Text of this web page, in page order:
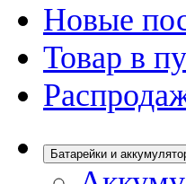
Новые
Товар в
Батарейки и